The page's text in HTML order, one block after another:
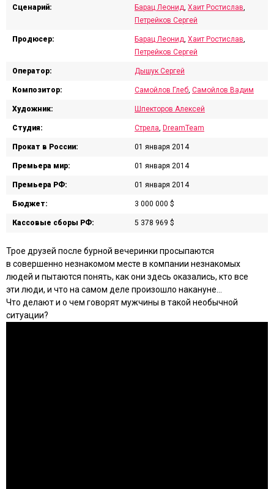
Сценарий: Барац Леонид, Хаит Ростислав,
Петрейков Сергей
Продюсер: Барац Леонид, Хаит Ростислав,
Петрейков Сергей
Оператор: Дышук Сергей
Композитор: Самойлов Глеб, Самойлов Вадим
Художник: Шпекторов Алексей
Студия: Стрела, DreamTeam
Прокат в России: 01 января 2014
Премьера мир: 01 января 2014
Премьера РФ: 01 января 2014
Бюджет: 3 000 000 $
Кассовые сборы РФ: 5 378 969 $
Трое друзей после бурной вечеринки просыпаются
в совершенно незнакомом месте в компании незнакомых
людей и пытаются понять, как они здесь оказались, кто все
эти люди, и что на самом деле произошло накануне…
Что делают и о чем говорят мужчины в такой необычной
ситуации?